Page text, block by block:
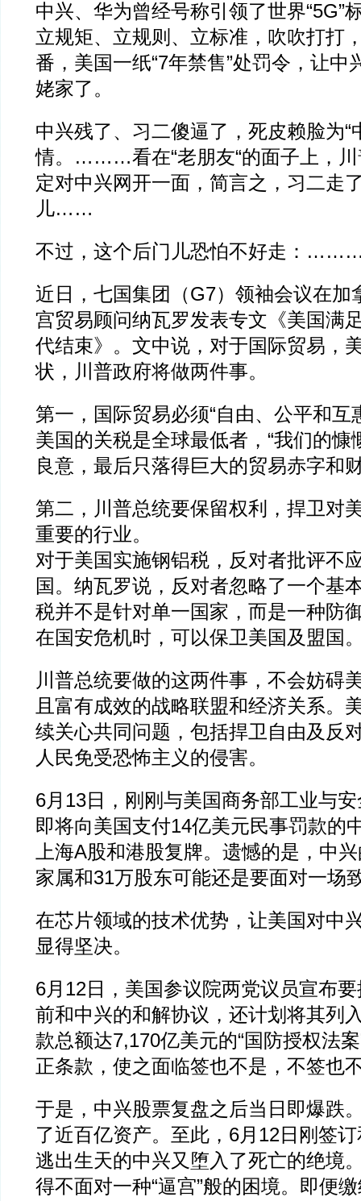
中兴、华为曾经号称引领了世界“5G”
立规矩、立规则、立标准，吹吹打打
番，美国一纸“7年禁售”处罚令，让中
姥家了。
中兴残了、习二傻逼了，死皮赖脸为“
情。………看在“老朋友“的面子上，川
定对中兴网开一面，简言之，习二走
儿……
不过，这个后门儿恐怕不好走：
近日，七国集团（G7）领袖会议在加
宫贸易顾问纳瓦罗发表专文《美国满
代结束》。文中说，对于国际贸易，
状，川普政府将做两件事。
第一，国际贸易必须“自由、公平和互
美国的关税是全球最低者，“我们的慷
良意，最后只落得巨大的贸易赤字和
第二，川普总统要保留权利，捍卫对
重要的行业。
对于美国实施钢铝税，反对者批评不
国。纳瓦罗说，反对者忽略了一个基
税并不是针对单一国家，而是一种防
在国安危机时，可以保卫美国及盟国
川普总统要做的这两件事，不会妨碍
且富有成效的战略联盟和经济关系。
续关心共同问题，包括捍卫自由及反
人民免受恐怖主义的侵害。
6月13日，刚刚与美国商务部工业与
即将向美国支付14亿美元民事罚款的
上海A股和港股复牌。遗憾的是，中
家属和31万股东可能还是要面对一场
在芯片领域的技术优势，让美国对中
显得坚决。
6月12日，美国参议院两党议员宣布
前和中兴的和解协议，还计划将其列
款总额达7,170亿美元的“国防授权法
正条款，使之面临签也不是，不签也
于是，中兴股票复盘之后当日即爆跌
了近百亿资产。至此，6月12日刚签
逃出生天的中兴又堕入了死亡的绝境
得不面对一种“逼宫”般的困境。即便